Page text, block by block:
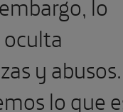
y abusos.
lo que